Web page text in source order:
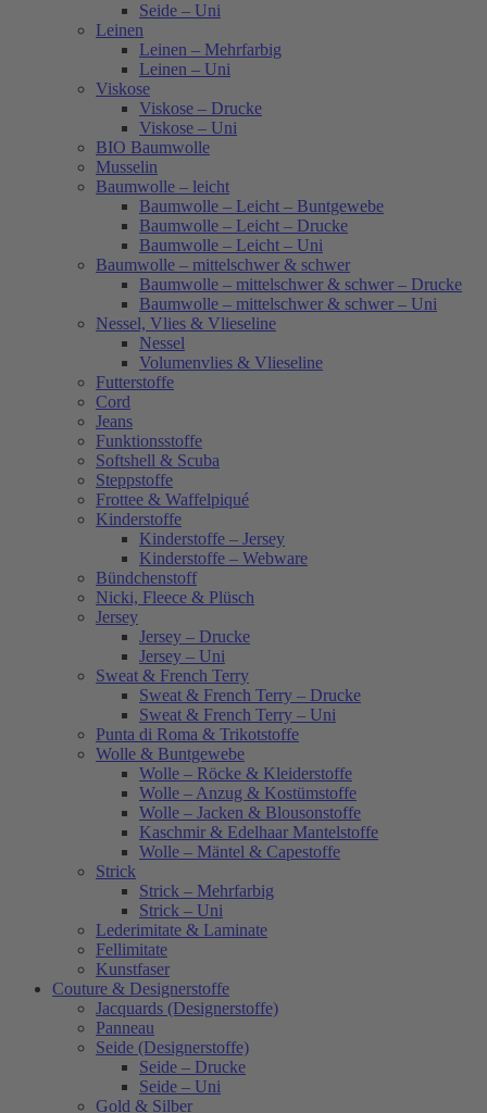
Seide – Uni
Leinen
Leinen – Mehrfarbig
Leinen – Uni
Viskose
Viskose – Drucke
Viskose – Uni
BIO Baumwolle
Musselin
Baumwolle – leicht
Baumwolle – Leicht – Buntgewebe
Baumwolle – Leicht – Drucke
Baumwolle – Leicht – Uni
Baumwolle – mittelschwer & schwer
Baumwolle – mittelschwer & schwer – Drucke
Baumwolle – mittelschwer & schwer – Uni
Nessel, Vlies & Vlieseline
Nessel
Volumenvlies & Vlieseline
Futterstoffe
Cord
Jeans
Funktionsstoffe
Softshell & Scuba
Steppstoffe
Frottee & Waffelpiqué
Kinderstoffe
Kinderstoffe – Jersey
Kinderstoffe – Webware
Bündchenstoff
Nicki, Fleece & Plüsch
Jersey
Jersey – Drucke
Jersey – Uni
Sweat & French Terry
Sweat & French Terry – Drucke
Sweat & French Terry – Uni
Punta di Roma & Trikotstoffe
Wolle & Buntgewebe
Wolle – Röcke & Kleiderstoffe
Wolle – Anzug & Kostümstoffe
Wolle – Jacken & Blousonstoffe
Kaschmir & Edelhaar Mantelstoffe
Wolle – Mäntel & Capestoffe
Strick
Strick – Mehrfarbig
Strick – Uni
Lederimitate & Laminate
Fellimitate
Kunstfaser
Couture & Designerstoffe
Jacquards (Designerstoffe)
Panneau
Seide (Designerstoffe)
Seide – Drucke
Seide – Uni
Gold & Silber